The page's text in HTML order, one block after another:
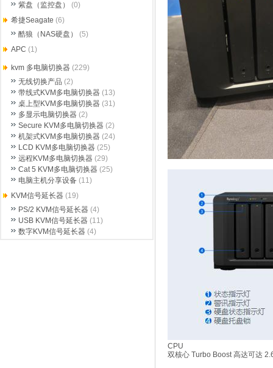
CPU
双核心 Turbo Boost 高达可达
紫盘（监控盘）
(0)
希捷Seagate (6)
酷狼（NAS硬盘）
(5)
APC (1)
kvm 多电脑切换器 (229)
无线切换产品 (2)
带线式KVM多电脑切换器 (13)
桌上型KVM多电脑切换器 (31)
多显示电脑切换器 (2)
Secure KVM多电脑切换器 (2)
机架式KVM多电脑切换器 (24)
LCD KVM多电脑切换器 (25)
远程KVM多电脑切换器 (29)
Cat 5 KVM多电脑切换器 (25)
电脑主机分享设备 (11)
KVM信号延长器 (19)
PS/2 KVM信号延长器 (4)
USB KVM信号延长器 (11)
数字KVM信号延长器 (4)